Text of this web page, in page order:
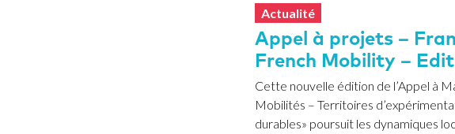
Actualité
Appel à projets –
French Mobility –
Cette nouvelle édition de l’Appel à
Mobilités – Territoires
durables» poursuit les dynamiques